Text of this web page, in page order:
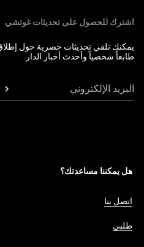
اشترك للحصول على تحديثات غوتشي
يمكنك تلقي تحديثات حصرية حول
طابعاً شخصياً وأحدث أخبار الدار.
البريد الإلكتروني
هل يمكننا مساعدتك؟
اتصل بنا
طلبي